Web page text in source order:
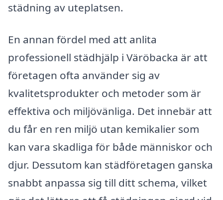
städning av uteplatsen.
En annan fördel med att anlita
professionell städhjälp i Väröbacka är att
företagen ofta använder sig av
kvalitetsprodukter och metoder som är
effektiva och miljövänliga. Det innebär att
du får en ren miljö utan kemikalier som
kan vara skadliga för både människor och
djur. Dessutom kan städföretagen ganska
snabbt anpassa sig till ditt schema, vilket